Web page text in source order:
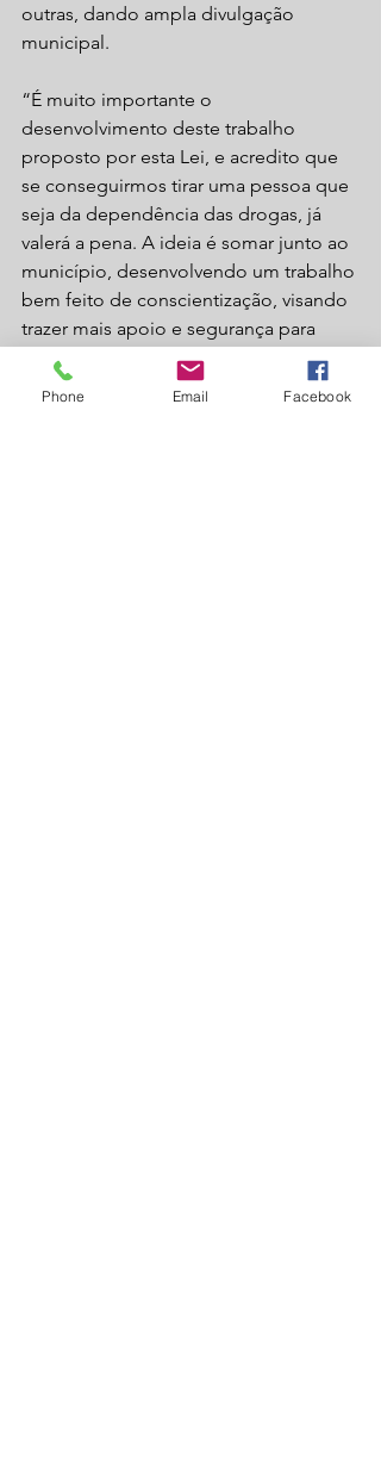
outras, dando ampla divulgação
municipal.
“É muito importante o
desenvolvimento deste trabalho
proposto por esta Lei, e acredito que
se conseguirmos tirar uma pessoa que
seja da dependência das drogas, já
valerá a pena. A ideia é somar junto ao
município, desenvolvendo um trabalho
bem feito de conscientização, visando
trazer mais apoio e segurança para
toda a população lagunense”,
completou o vereador Demilson Dias.
Phone Email Facebook